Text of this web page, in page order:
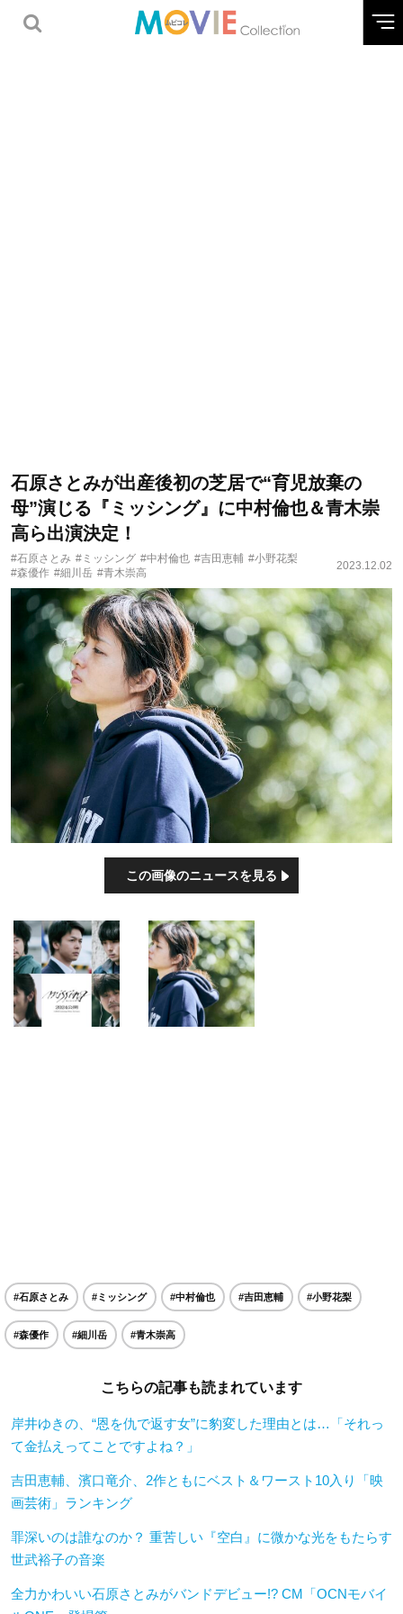
石原さとみが出産後初の芝居で“育児放棄の
母”演じる『ミッシング』に中村倫也＆青木崇
高ら出演決定！
#石原さとみ #ミッシング #中村倫也 #吉田恵輔 #小野花梨
#森優作 #細川岳 #青木崇高
2023.12.02
この画像のニュースを見る
#石原さとみ #ミッシング #中村倫也 #吉田恵輔 #小野花梨
#森優作 #細川岳 #青木崇高
こちらの記事も読まれています
岸井ゆきの、“恩を仇で返す女”に豹変した理由とは…「それっ
て金払えってことですよね？」
吉田恵輔、濱口竜介、2作ともにベスト＆ワースト10入り「映
画芸術」ランキング
罪深いのは誰なのか？ 重苦しい『空白』に微かな光をもたらす
世武裕子の音楽
全力かわいい石原さとみがバンドデビュー!? CM「OCNモバイ